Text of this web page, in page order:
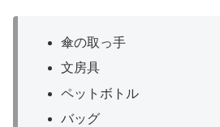
傘の取っ手
文房具
ペットボトル
バッグ